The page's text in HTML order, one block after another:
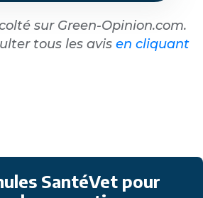
sur Green-Opinion.com.
tous les avis en cliquant
SantéVet pour